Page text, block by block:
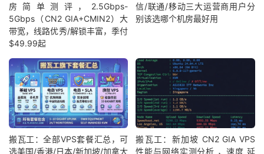
房简单测评，2.5Gbps-
5Gbps（CN2 GIA+CMIN2）大
带宽，线路优秀/解锁丰富，季付
$49.99起
信/联通/移动三大运营商用户分
别该选哪个机房最好用
搬瓦工：全部VPS套餐汇总，可
选美国/香港/日本/新加坡/加拿大
搬瓦工：新加坡 CN2 GIA VPS
性能与网络实测分析 ，速度 延